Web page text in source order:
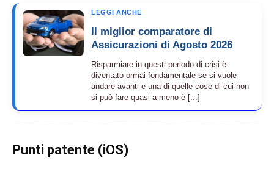
LEGGI ANCHE
Il miglior comparatore di
Assicurazioni di Agosto 2026
Risparmiare in questi periodo di crisi è
diventato ormai fondamentale se si vuole
andare avanti e una di quelle cose di cui non
si può fare quasi a meno è [...]
Punti patente (iOS)